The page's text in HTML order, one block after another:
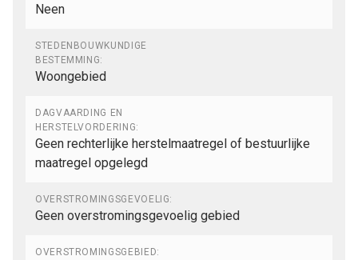
Neen
STEDENBOUWKUNDIGE
BESTEMMING:
Woongebied
DAGVAARDING EN
HERSTELVORDERING:
Geen rechterlijke herstelmaatregel of bestuurlijke
maatregel opgelegd
OVERSTROMINGSGEVOELIG:
Geen overstromingsgevoelig gebied
OVERSTROMINGSGEBIED: